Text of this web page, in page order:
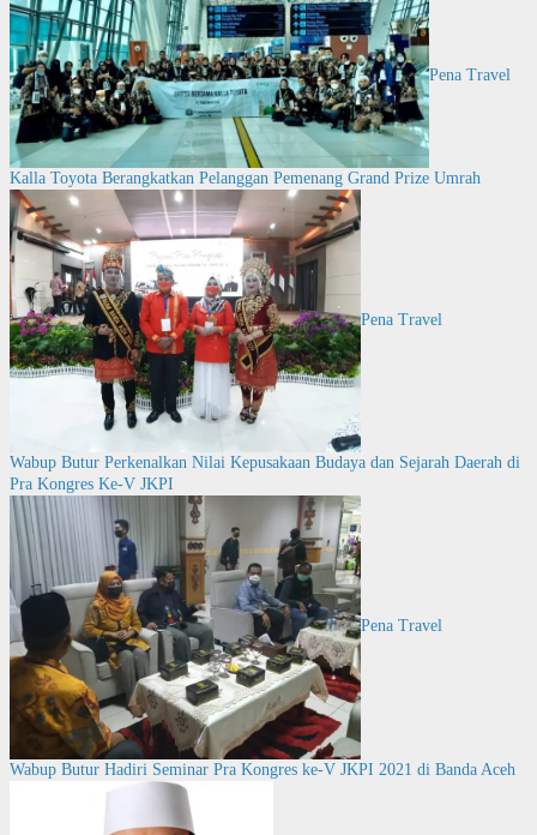
Pena Travel
Kalla Toyota Berangkatkan Pelanggan Pemenang Grand Prize Umrah
Pena Travel
Wabup Butur Perkenalkan Nilai Kepusakaan Budaya dan Sejarah Daerah di
Pra Kongres Ke-V JKPI
Pena Travel
Wabup Butur Hadiri Seminar Pra Kongres ke-V JKPI 2021 di Banda Aceh